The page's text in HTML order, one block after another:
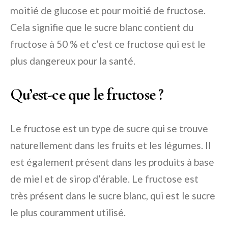
moitié de glucose et pour moitié de fructose.
Cela signifie que le sucre blanc contient du
fructose à 50 % et c’est ce fructose qui est le
plus dangereux pour la santé.
Qu’est-ce que le fructose ?
Le fructose est un type de sucre qui se trouve
naturellement dans les fruits et les légumes. Il
est également présent dans les produits à base
de miel et de sirop d’érable. Le fructose est
très présent dans le sucre blanc, qui est le sucre
le plus couramment utilisé.